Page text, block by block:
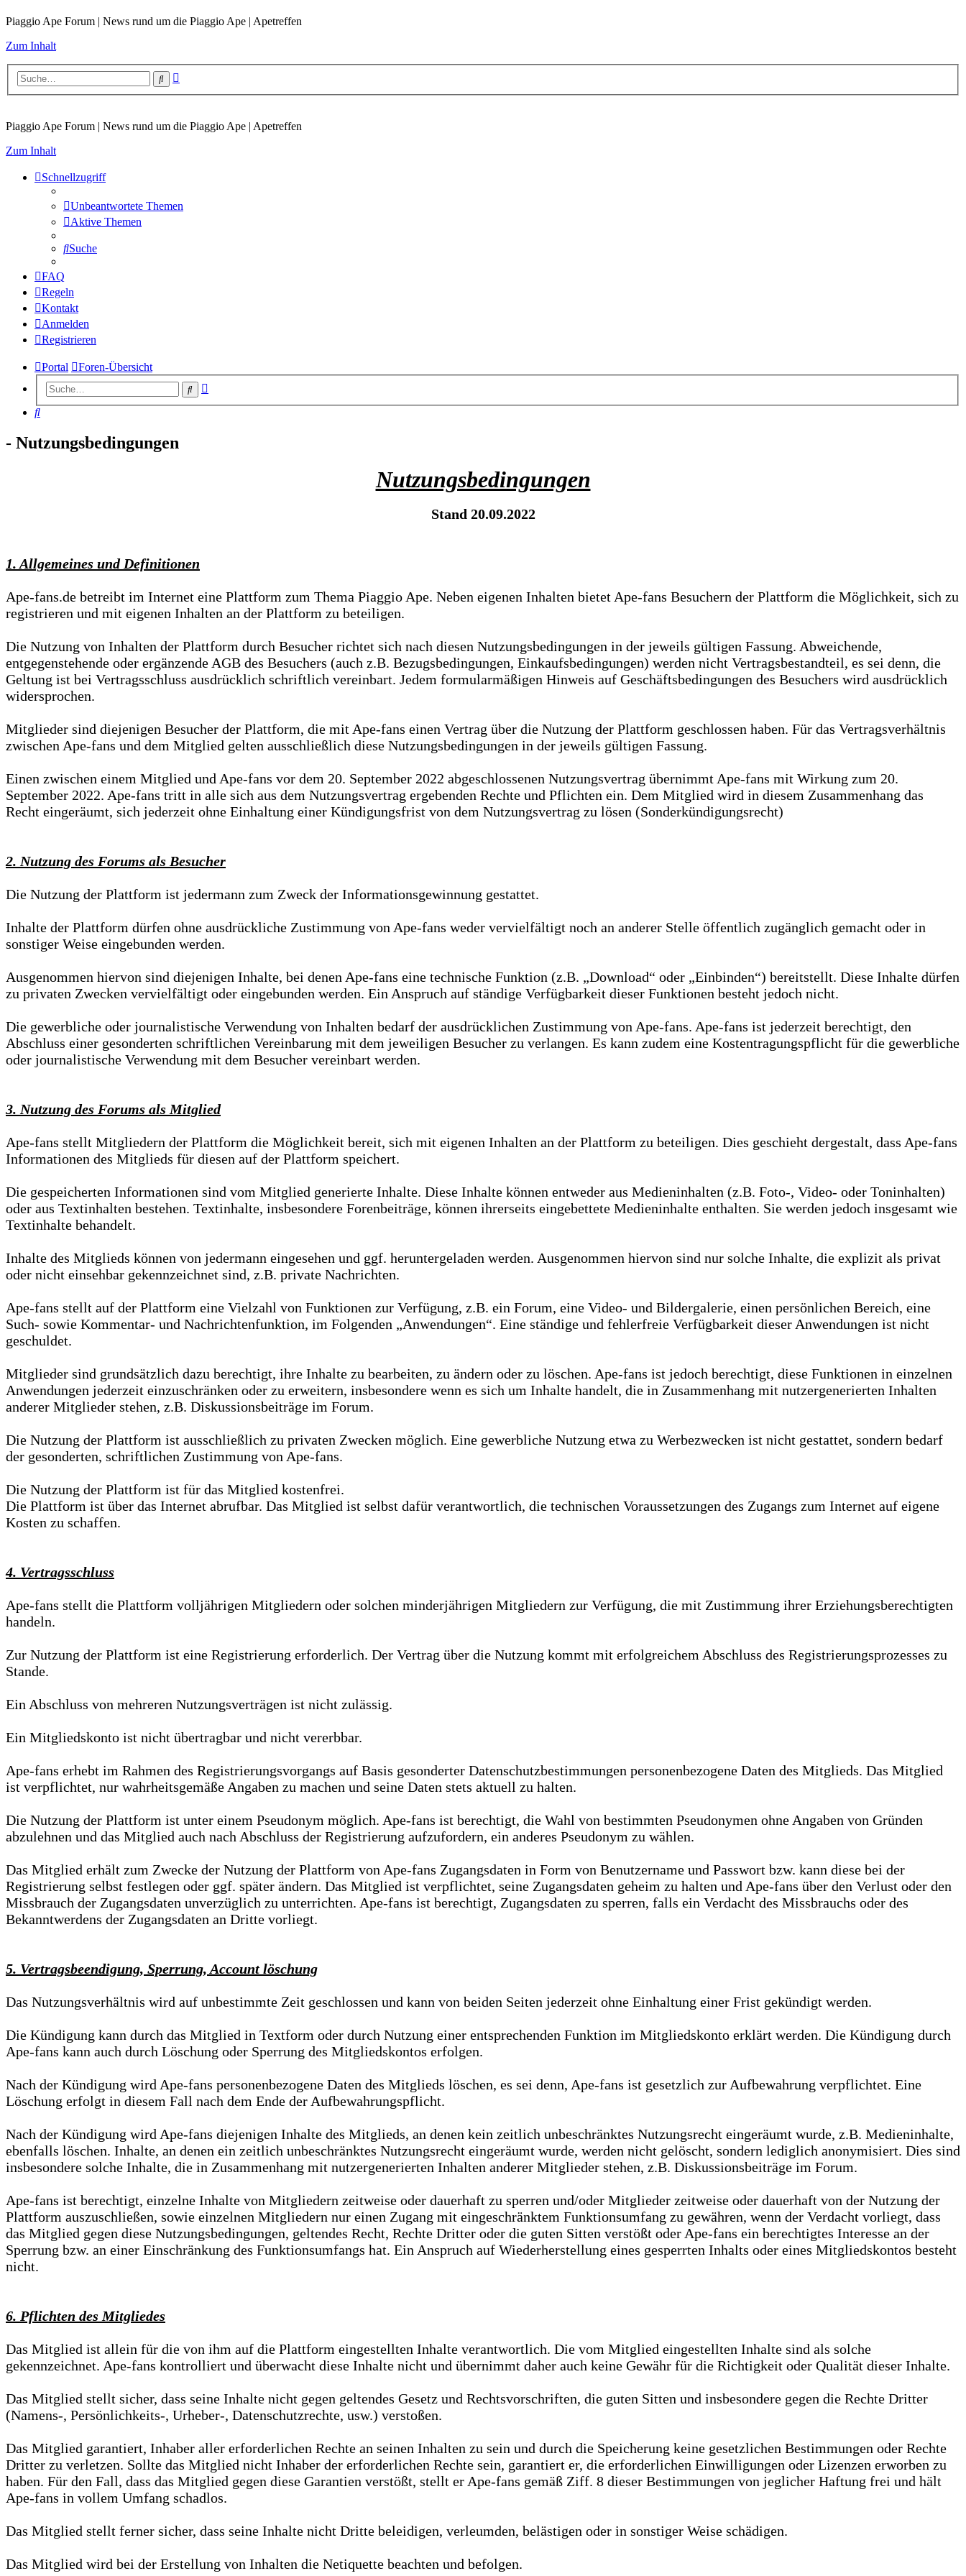
Piaggio Ape Forum | News rund um die Piaggio Ape | Apetreffen
Zum Inhalt
Suche
Piaggio Ape Forum | News rund um die Piaggio Ape | Apetreffen
Zum Inhalt
Schnellzugriff
Unbeantwortete Themen
Aktive Themen
Suche
FAQ
Regeln
Kontakt
Anmelden
Registrieren
Portal Foren-Übersicht
Suche
Suche
- Nutzungsbedingungen
Nutzungsbedingungen
Stand 20.09.2022
1. Allgemeines und Definitionen
Ape-fans.de betreibt im Internet eine Plattform zum Thema Piaggio Ape. Neben eigenen Inhalten bietet Ape-fans Besuchern der Plattform die Möglichkeit, sich zu
registrieren und mit eigenen Inhalten an der Plattform zu beteiligen.
Die Nutzung von Inhalten der Plattform durch Besucher richtet sich nach diesen Nutzungsbedingungen in der jeweils gültigen Fassung. Abweichende,
entgegenstehende oder ergänzende AGB des Besuchers (auch z.B. Bezugsbedingungen, Einkaufsbedingungen) werden nicht Vertragsbestandteil, es sei denn, die
Geltung ist bei Vertragsschluss ausdrücklich schriftlich vereinbart. Jedem formularmäßigen Hinweis auf Geschäftsbedingungen des Besuchers wird ausdrücklich
widersprochen.
Mitglieder sind diejenigen Besucher der Plattform, die mit Ape-fans einen Vertrag über die Nutzung der Plattform geschlossen haben. Für das Vertragsverhältnis
zwischen Ape-fans und dem Mitglied gelten ausschließlich diese Nutzungsbedingungen in der jeweils gültigen Fassung.
Einen zwischen einem Mitglied und Ape-fans vor dem 20. September 2022 abgeschlossenen Nutzungsvertrag übernimmt Ape-fans mit Wirkung zum 20.
September 2022. Ape-fans tritt in alle sich aus dem Nutzungsvertrag ergebenden Rechte und Pflichten ein. Dem Mitglied wird in diesem Zusammenhang das
Recht eingeräumt, sich jederzeit ohne Einhaltung einer Kündigungsfrist von dem Nutzungsvertrag zu lösen (Sonderkündigungsrecht)
2. Nutzung des Forums als Besucher
Die Nutzung der Plattform ist jedermann zum Zweck der Informationsgewinnung gestattet.
Inhalte der Plattform dürfen ohne ausdrückliche Zustimmung von Ape-fans weder vervielfältigt noch an anderer Stelle öffentlich zugänglich gemacht oder in
sonstiger Weise eingebunden werden.
Ausgenommen hiervon sind diejenigen Inhalte, bei denen Ape-fans eine technische Funktion (z.B. „Download“ oder „Einbinden“) bereitstellt. Diese Inhalte dürfen
zu privaten Zwecken vervielfältigt oder eingebunden werden. Ein Anspruch auf ständige Verfügbarkeit dieser Funktionen besteht jedoch nicht.
Die gewerbliche oder journalistische Verwendung von Inhalten bedarf der ausdrücklichen Zustimmung von Ape-fans. Ape-fans ist jederzeit berechtigt, den
Abschluss einer gesonderten schriftlichen Vereinbarung mit dem jeweiligen Besucher zu verlangen. Es kann zudem eine Kostentragungspflicht für die gewerbliche
oder journalistische Verwendung mit dem Besucher vereinbart werden.
3. Nutzung des Forums als Mitglied
Ape-fans stellt Mitgliedern der Plattform die Möglichkeit bereit, sich mit eigenen Inhalten an der Plattform zu beteiligen. Dies geschieht dergestalt, dass Ape-fans
Informationen des Mitglieds für diesen auf der Plattform speichert.
Die gespeicherten Informationen sind vom Mitglied generierte Inhalte. Diese Inhalte können entweder aus Medieninhalten (z.B. Foto-, Video- oder Toninhalten)
oder aus Textinhalten bestehen. Textinhalte, insbesondere Forenbeiträge, können ihrerseits eingebettete Medieninhalte enthalten. Sie werden jedoch insgesamt wie
Textinhalte behandelt.
Inhalte des Mitglieds können von jedermann eingesehen und ggf. heruntergeladen werden. Ausgenommen hiervon sind nur solche Inhalte, die explizit als privat
oder nicht einsehbar gekennzeichnet sind, z.B. private Nachrichten.
Ape-fans stellt auf der Plattform eine Vielzahl von Funktionen zur Verfügung, z.B. ein Forum, eine Video- und Bildergalerie, einen persönlichen Bereich, eine
Such- sowie Kommentar- und Nachrichtenfunktion, im Folgenden „Anwendungen“. Eine ständige und fehlerfreie Verfügbarkeit dieser Anwendungen ist nicht
geschuldet.
Mitglieder sind grundsätzlich dazu berechtigt, ihre Inhalte zu bearbeiten, zu ändern oder zu löschen. Ape-fans ist jedoch berechtigt, diese Funktionen in einzelnen
Anwendungen jederzeit einzuschränken oder zu erweitern, insbesondere wenn es sich um Inhalte handelt, die in Zusammenhang mit nutzergenerierten Inhalten
anderer Mitglieder stehen, z.B. Diskussionsbeiträge im Forum.
Die Nutzung der Plattform ist ausschließlich zu privaten Zwecken möglich. Eine gewerbliche Nutzung etwa zu Werbezwecken ist nicht gestattet, sondern bedarf
der gesonderten, schriftlichen Zustimmung von Ape-fans.
Die Nutzung der Plattform ist für das Mitglied kostenfrei.
Die Plattform ist über das Internet abrufbar. Das Mitglied ist selbst dafür verantwortlich, die technischen Voraussetzungen des Zugangs zum Internet auf eigene
Kosten zu schaffen.
4. Vertragsschluss
Ape-fans stellt die Plattform volljährigen Mitgliedern oder solchen minderjährigen Mitgliedern zur Verfügung, die mit Zustimmung ihrer Erziehungsberechtigten
handeln.
Zur Nutzung der Plattform ist eine Registrierung erforderlich. Der Vertrag über die Nutzung kommt mit erfolgreichem Abschluss des Registrierungsprozesses zu
Stande.
Ein Abschluss von mehreren Nutzungsverträgen ist nicht zulässig.
Ein Mitgliedskonto ist nicht übertragbar und nicht vererbbar.
Ape-fans erhebt im Rahmen des Registrierungsvorgangs auf Basis gesonderter Datenschutzbestimmungen personenbezogene Daten des Mitglieds. Das Mitglied
ist verpflichtet, nur wahrheitsgemäße Angaben zu machen und seine Daten stets aktuell zu halten.
Die Nutzung der Plattform ist unter einem Pseudonym möglich. Ape-fans ist berechtigt, die Wahl von bestimmten Pseudonymen ohne Angaben von Gründen
abzulehnen und das Mitglied auch nach Abschluss der Registrierung aufzufordern, ein anderes Pseudonym zu wählen.
Das Mitglied erhält zum Zwecke der Nutzung der Plattform von Ape-fans Zugangsdaten in Form von Benutzername und Passwort bzw. kann diese bei der
Registrierung selbst festlegen oder ggf. später ändern. Das Mitglied ist verpflichtet, seine Zugangsdaten geheim zu halten und Ape-fans über den Verlust oder den
Missbrauch der Zugangsdaten unverzüglich zu unterrichten. Ape-fans ist berechtigt, Zugangsdaten zu sperren, falls ein Verdacht des Missbrauchs oder des
Bekanntwerdens der Zugangsdaten an Dritte vorliegt.
5. Vertragsbeendigung, Sperrung, Account löschung
Das Nutzungsverhältnis wird auf unbestimmte Zeit geschlossen und kann von beiden Seiten jederzeit ohne Einhaltung einer Frist gekündigt werden.
Die Kündigung kann durch das Mitglied in Textform oder durch Nutzung einer entsprechenden Funktion im Mitgliedskonto erklärt werden. Die Kündigung durch
Ape-fans kann auch durch Löschung oder Sperrung des Mitgliedskontos erfolgen.
Nach der Kündigung wird Ape-fans personenbezogene Daten des Mitglieds löschen, es sei denn, Ape-fans ist gesetzlich zur Aufbewahrung verpflichtet. Eine
Löschung erfolgt in diesem Fall nach dem Ende der Aufbewahrungspflicht.
Nach der Kündigung wird Ape-fans diejenigen Inhalte des Mitglieds, an denen kein zeitlich unbeschränktes Nutzungsrecht eingeräumt wurde, z.B. Medieninhalte,
ebenfalls löschen. Inhalte, an denen ein zeitlich unbeschränktes Nutzungsrecht eingeräumt wurde, werden nicht gelöscht, sondern lediglich anonymisiert. Dies sind
insbesondere solche Inhalte, die in Zusammenhang mit nutzergenerierten Inhalten anderer Mitglieder stehen, z.B. Diskussionsbeiträge im Forum.
Ape-fans ist berechtigt, einzelne Inhalte von Mitgliedern zeitweise oder dauerhaft zu sperren und/oder Mitglieder zeitweise oder dauerhaft von der Nutzung der
Plattform auszuschließen, sowie einzelnen Mitgliedern nur einen Zugang mit eingeschränktem Funktionsumfang zu gewähren, wenn der Verdacht vorliegt, dass
das Mitglied gegen diese Nutzungsbedingungen, geltendes Recht, Rechte Dritter oder die guten Sitten verstößt oder Ape-fans ein berechtigtes Interesse an der
Sperrung bzw. an einer Einschränkung des Funktionsumfangs hat. Ein Anspruch auf Wiederherstellung eines gesperrten Inhalts oder eines Mitgliedskontos besteht
nicht.
6. Pflichten des Mitgliedes
Das Mitglied ist allein für die von ihm auf die Plattform eingestellten Inhalte verantwortlich. Die vom Mitglied eingestellten Inhalte sind als solche
gekennzeichnet. Ape-fans kontrolliert und überwacht diese Inhalte nicht und übernimmt daher auch keine Gewähr für die Richtigkeit oder Qualität dieser Inhalte.
Das Mitglied stellt sicher, dass seine Inhalte nicht gegen geltendes Gesetz und Rechtsvorschriften, die guten Sitten und insbesondere gegen die Rechte Dritter
(Namens-, Persönlichkeits-, Urheber-, Datenschutzrechte, usw.) verstoßen.
Das Mitglied garantiert, Inhaber aller erforderlichen Rechte an seinen Inhalten zu sein und durch die Speicherung keine gesetzlichen Bestimmungen oder Rechte
Dritter zu verletzen. Sollte das Mitglied nicht Inhaber der erforderlichen Rechte sein, garantiert er, die erforderlichen Einwilligungen oder Lizenzen erworben zu
haben. Für den Fall, dass das Mitglied gegen diese Garantien verstößt, stellt er Ape-fans gemäß Ziff. 8 dieser Bestimmungen von jeglicher Haftung frei und hält
Ape-fans in vollem Umfang schadlos.
Das Mitglied stellt ferner sicher, dass seine Inhalte nicht Dritte beleidigen, verleumden, belästigen oder in sonstiger Weise schädigen.
Das Mitglied wird bei der Erstellung von Inhalten die Netiquette beachten und befolgen.